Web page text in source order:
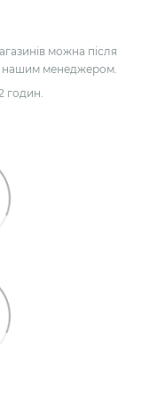
можна після
нашим менеджером.
годин.